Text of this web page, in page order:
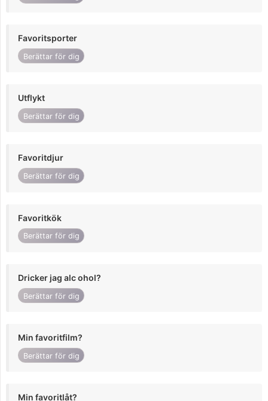
Favoritsporter
Berättar för dig
Utflykt
Berättar för dig
Favoritdjur
Berättar för dig
Favoritkök
Berättar för dig
Dricker jag alc ohol?
Berättar för dig
Min favoritfilm?
Berättar för dig
Min favoritlåt?